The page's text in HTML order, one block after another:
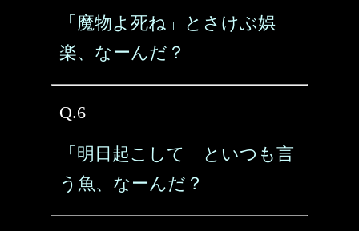
「魔物よ死ね」とさけぶ娯
楽、なーんだ？
Q.6
「明日起こして」といつも言
う魚、なーんだ？